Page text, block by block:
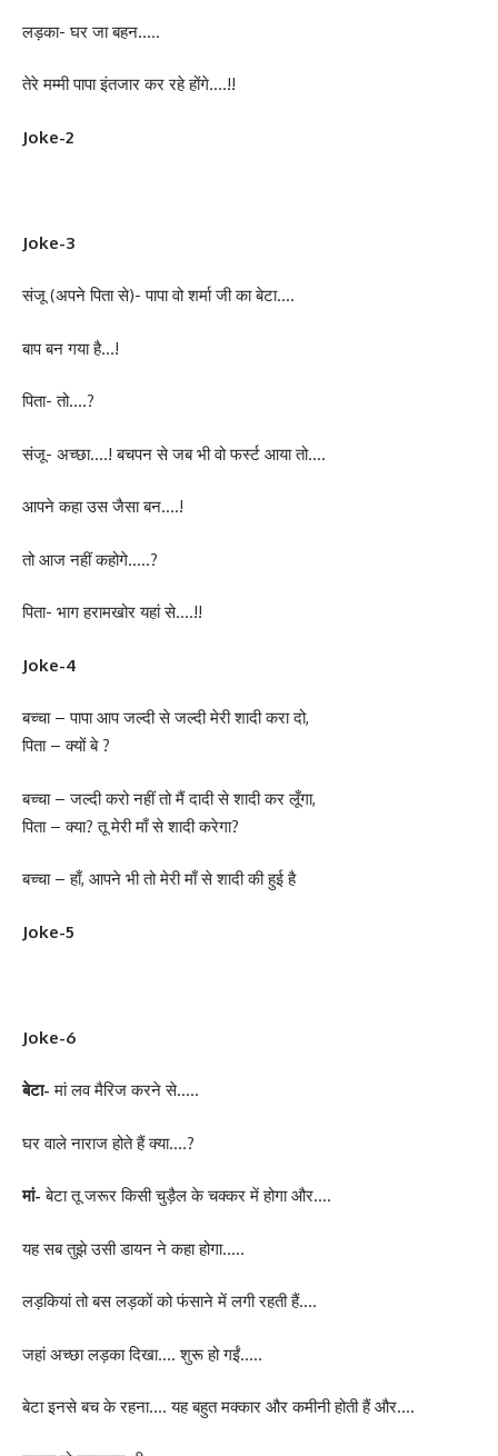
लड़का- घर जा बहन…..
तेरे मम्मी पापा इंतजार कर रहे होंगे….!!
Joke-2
Joke-3
संजू (अपने पिता से)- पापा वो शर्मा जी का बेटा….
बाप बन गया है…!
पिता- तो….?
संजू- अच्छा….! बचपन से जब भी वो फर्स्ट आया तो….
आपने कहा उस जैसा बन….!
तो आज नहीं कहोगे…..?
पिता- भाग हरामखोर यहां से….!!
Joke-4
बच्चा – पापा आप जल्दी से जल्दी मेरी शादी करा दो,
पिता – क्यों बे ?
बच्चा – जल्दी करो नहीं तो मैं दादी से शादी कर लूँगा,
पिता – क्या? तू मेरी माँ से शादी करेगा?
बच्चा – हाँ, आपने भी तो मेरी माँ से शादी की हुई है
Joke-5
Joke-6
बेटा- मां लव मैरिज करने से…..
घर वाले नाराज होते हैं क्या….?
मां- बेटा तू जरूर किसी चुड़ैल के चक्कर में होगा और….
यह सब तुझे उसी डायन ने कहा होगा…..
लड़कियां तो बस लड़कों को फंसाने में लगी रहती हैं….
जहां अच्छा लड़का दिखा…. शुरू हो गईं…..
बेटा इनसे बच के रहना…. यह बहुत मक्कार और कमीनी होती हैं और….